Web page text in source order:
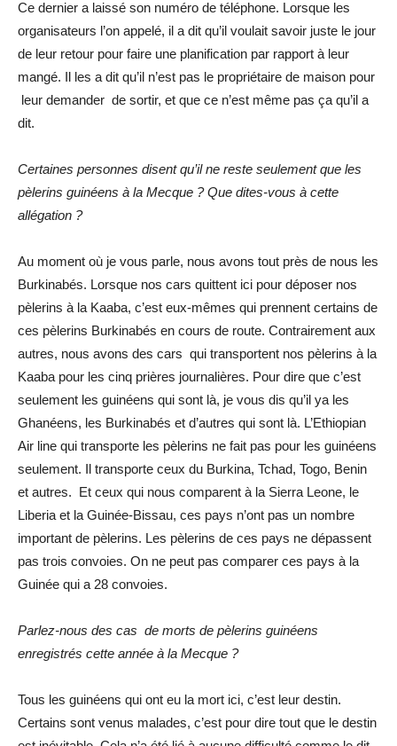
Ce dernier a laissé son numéro de téléphone. Lorsque les
organisateurs l’on appelé, il a dit qu’il voulait savoir juste le jour
de leur retour pour faire une planification par rapport à leur
mangé. Il les a dit qu’il n’est pas le propriétaire de maison pour
leur demander de sortir, et que ce n’est même pas ça qu’il a
dit.
Certaines personnes disent qu’il ne reste seulement que les
pèlerins guinéens à la Mecque ? Que dites-vous à cette
allégation ?
Au moment où je vous parle, nous avons tout près de nous les
Burkinabés. Lorsque nos cars quittent ici pour déposer nos
pèlerins à la Kaaba, c’est eux-mêmes qui prennent certains de
ces pèlerins Burkinabés en cours de route. Contrairement aux
autres, nous avons des cars qui transportent nos pèlerins à la
Kaaba pour les cinq prières journalières. Pour dire que c’est
seulement les guinéens qui sont là, je vous dis qu’il ya les
Ghanéens, les Burkinabés et d’autres qui sont là. L’Ethiopian
Air line qui transporte les pèlerins ne fait pas pour les guinéens
seulement. Il transporte ceux du Burkina, Tchad, Togo, Benin
et autres. Et ceux qui nous comparent à la Sierra Leone, le
Liberia et la Guinée-Bissau, ces pays n’ont pas un nombre
important de pèlerins. Les pèlerins de ces pays ne dépassent
pas trois convoies. On ne peut pas comparer ces pays à la
Guinée qui a 28 convoies.
Parlez-nous des cas de morts de pèlerins guinéens
enregistrés cette année à la Mecque ?
Tous les guinéens qui ont eu la mort ici, c’est leur destin.
Certains sont venus malades, c’est pour dire tout que le destin